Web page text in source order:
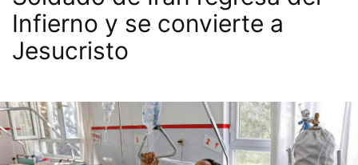
Infierno y se convierte a
Jesucristo